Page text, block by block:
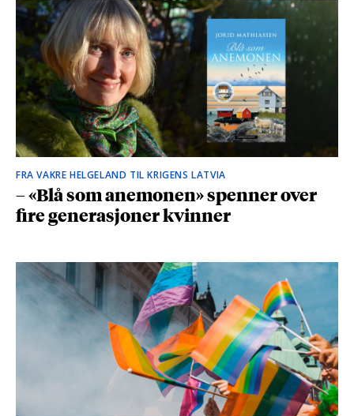
FRA VAKRE HELGELAND TIL KRIGENS LATVIA
– «Blå som anemonen» spenner over
fire generasjoner kvinner